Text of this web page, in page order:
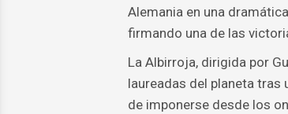
Alemania en una
firmando una de las
La Albirroja, dirigida por
laureadas del planeta tras
de imponerse desde los